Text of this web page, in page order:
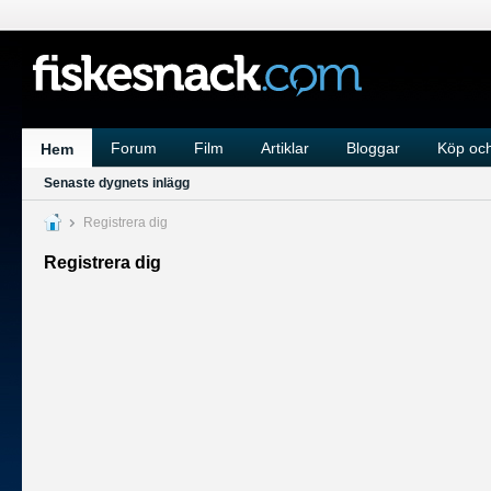
Hem Forum Film Artiklar Bloggar Köp
Senaste dygnets inlägg
Registrera dig
Registrera dig